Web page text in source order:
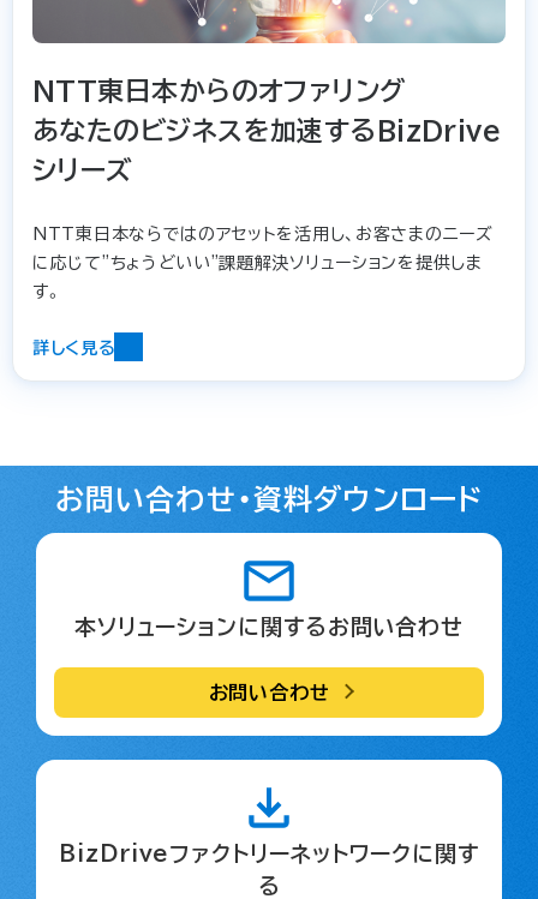
NTT東日本からのオファリング
あなたのビジネスを加速するBizDrive
シリーズ
NTT東日本ならではのアセットを活用し、お客さまのニーズ
に応じて"ちょうどいい"課題解決ソリューションを提供しま
す。
詳しく見る
お問い合わせ・資料ダウンロード
本ソリューションに関するお問い合わせ
お問い合わせ
BizDriveファクトリーネットワークに関す
る